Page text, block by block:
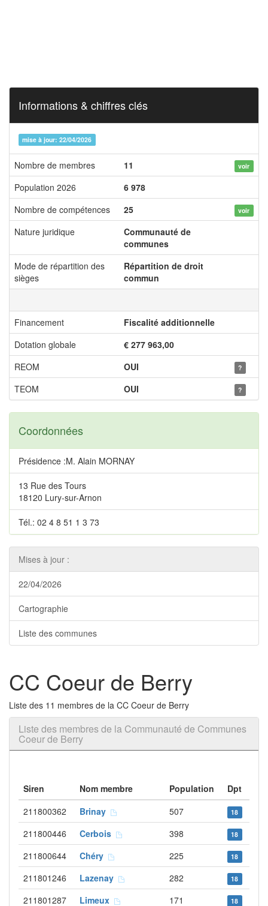
Informations & chiffres clés
mise à jour: 22/04/2026
Nombre de membres 11 voir
Population 2026
6 978
Nombre de compétences
25 voir
Nature juridique
Communauté de
communes
Mode de répartition des
sièges
Répartition de droit
commun
Financement
Fiscalité additionnelle
Dotation globale
€ 277 963,00
REOM
OUI ?
TEOM OUI ?
Coordonnées
Présidence :M. Alain MORNAY
13 Rue des Tours
18120 Lury-sur-Arnon
Tél.: 02 4 8 51 1 3 73
Mises à jour :
22/04/2026
Cartographie
Liste des communes
CC Coeur de Berry
Liste des 11 membres de la CC Coeur de Berry
Liste des membres de la Communauté de Communes
Coeur de Berry
Siren Nom membre Population
Dpt
211800362
Brinay 507 18
211800446 Cerbois 398 18
211800644 Chéry 225 18
211801246 Lazenay 282 18
211801287 Limeux 171 18